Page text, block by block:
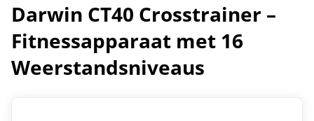
Darwin CT40 Crosstrainer –
Fitnessapparaat met 16
Weerstandsniveaus